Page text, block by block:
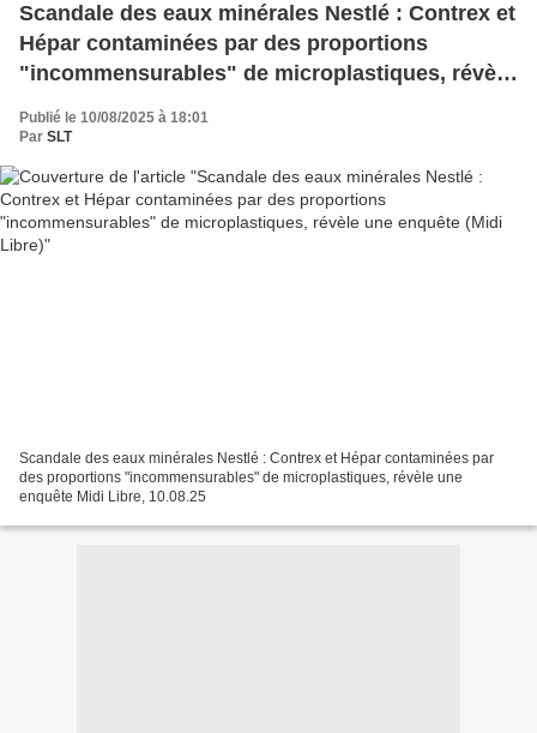
Scandale des eaux minérales Nestlé : Contrex et
Hépar contaminées par des proportions
"incommensurables" de microplastiques, révèle
une enquête (Midi Libre)
Publié le 10/08/2025 à 18:01
Par SLT
Scandale des eaux minérales Nestlé : Contrex et Hépar contaminées par
des proportions "incommensurables" de microplastiques, révèle une
enquête Midi Libre, 10.08.25